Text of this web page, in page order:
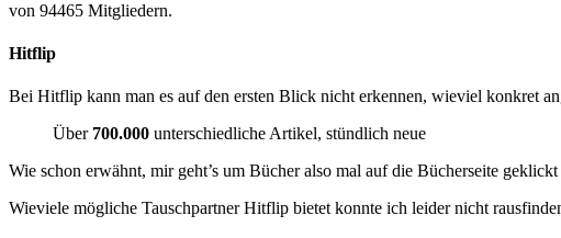
von 94465 Mitgliedern.
Hitflip
Bei Hitflip kann man es auf den ersten Blick nicht erkennen, wieviel konkret
Über 700.000 unterschiedliche Artikel, stündlich neue
Wie schon erwähnt, mir geht’s um Bücher also mal auf die Bücherseite
Wieviele mögliche Tauschpartner Hitflip bietet konnte ich leider nicht